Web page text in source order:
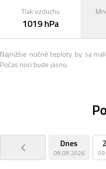
Tlak vzduchu
1019 hPa
Najnižšie nočné teploty by sa
Počas noci bude jasno.
Dnes
08.08.2026